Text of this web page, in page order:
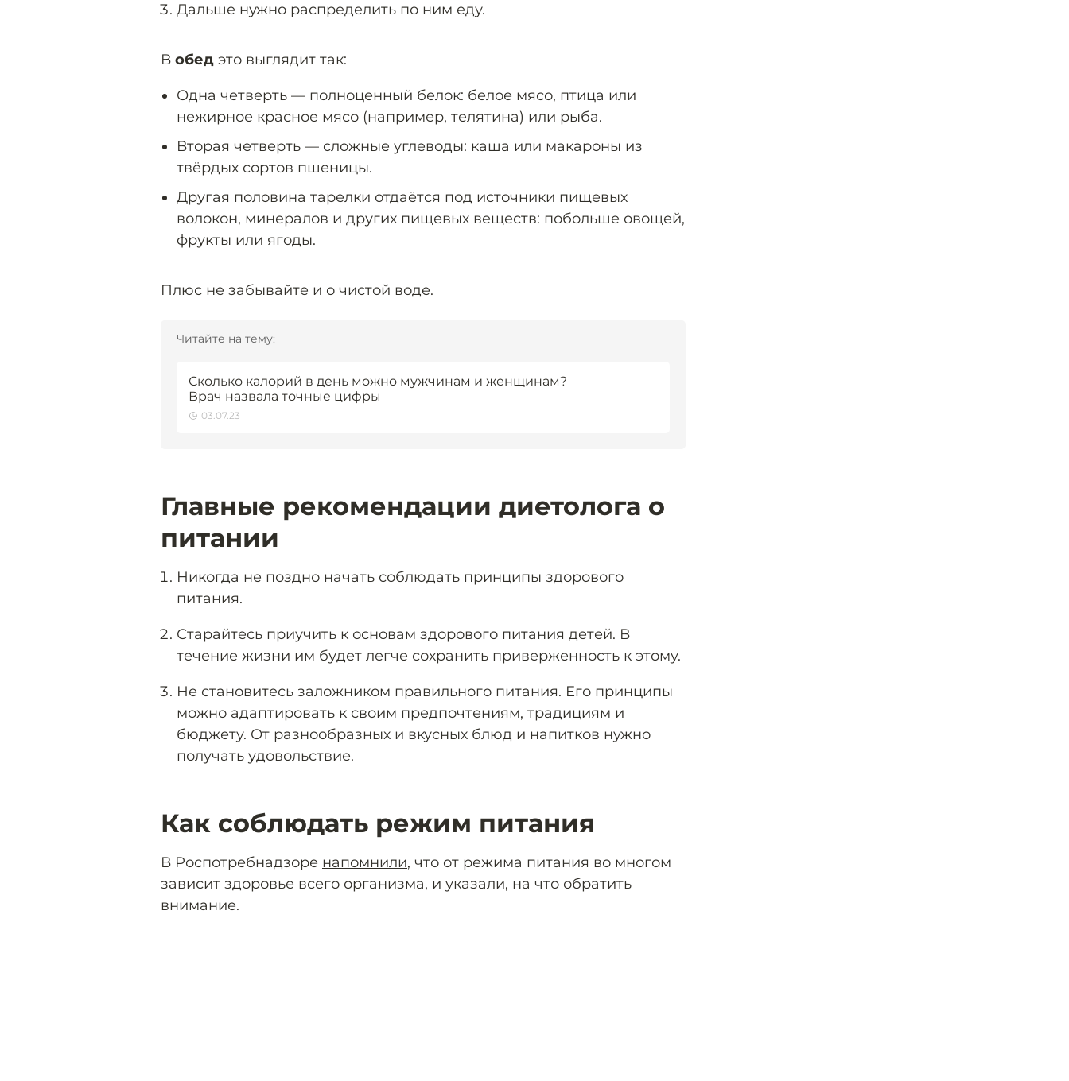
Дальше нужно распределить по ним еду.
В обед это выглядит так:
Одна четверть — полноценный белок: белое мясо, птица или
нежирное красное мясо (например, телятина) или рыба.
Вторая четверть — сложные углеводы: каша или макароны из
твёрдых сортов пшеницы.
Другая половина тарелки отдаётся под источники пищевых
волокон, минералов и других пищевых веществ: побольше овощей,
фрукты или ягоды.
Плюс не забывайте и о чистой воде.
Читайте на тему:
Сколько калорий в день можно мужчинам и женщинам?
Врач назвала точные цифры
03.07.23
Главные рекомендации диетолога о
питании
Никогда не поздно начать соблюдать принципы здорового
питания.
Старайтесь приучить к основам здорового питания детей. В
течение жизни им будет легче сохранить приверженность к этому.
Не становитесь заложником правильного питания. Его принципы
можно адаптировать к своим предпочтениям, традициям и
бюджету. От разнообразных и вкусных блюд и напитков нужно
получать удовольствие.
Как соблюдать режим питания
В Роспотребнадзоре напомнили, что от режима питания во многом
зависит здоровье всего организма, и указали, на что обратить
внимание.